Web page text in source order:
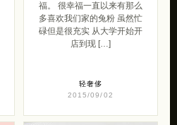
福。 很幸福一直以来有那么
多喜欢我们家的兔粉 虽然忙
碌但是很充实 从大学开始开
店到现 […]
轻奢侈
2015/09/02